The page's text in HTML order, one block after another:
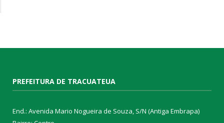
PREFEITURA DE TRACUATEUA
End.: Avenida Mario Nogueira de Souza, S/N (Antiga Embrapa)